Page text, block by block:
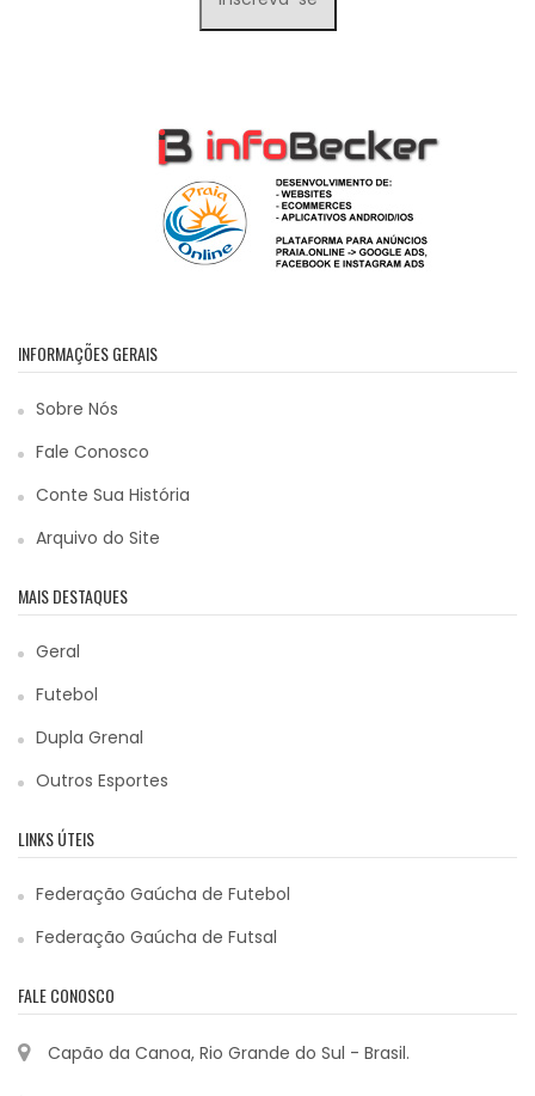
INFORMAÇÕES GERAIS
Sobre Nós
Fale Conosco
Conte Sua História
Arquivo do Site
MAIS DESTAQUES
Geral
Futebol
Dupla Grenal
Outros Esportes
LINKS ÚTEIS
Federação Gaúcha de Futebol
Federação Gaúcha de Futsal
FALE CONOSCO
Capão da Canoa, Rio Grande do Sul - Brasil.